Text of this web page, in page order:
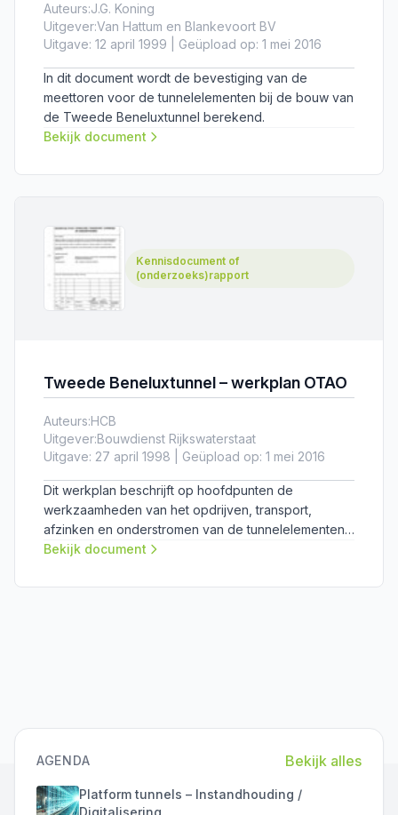
Auteurs:J.G. Koning
Uitgever:Van Hattum en Blankevoort BV
Uitgave: 12 april 1999 | Geüpload op: 1 mei 2016
In dit document wordt de bevestiging van de
meettoren voor de tunnelelementen bij de bouw van
de Tweede Beneluxtunnel berekend.
Bekijk document
Kennisdocument of
(onderzoeks)rapport
Tweede Beneluxtunnel – werkplan OTAO
Auteurs:HCB
Uitgever:Bouwdienst Rijkswaterstaat
Uitgave: 27 april 1998 | Geüpload op: 1 mei 2016
Dit werkplan beschrijft op hoofdpunten de
werkzaamheden van het opdrijven, transport,
afzinken en onderstromen van de tunnelelementen
alsmede het tijdsbestek waarin deze
Bekijk document
AGENDA Bekijk alles
Platform tunnels – Instandhouding /
Digitalisering